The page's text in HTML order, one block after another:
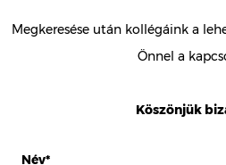
Megkeresése után kollégáink a
Önnel a
Köszönjük
Név*